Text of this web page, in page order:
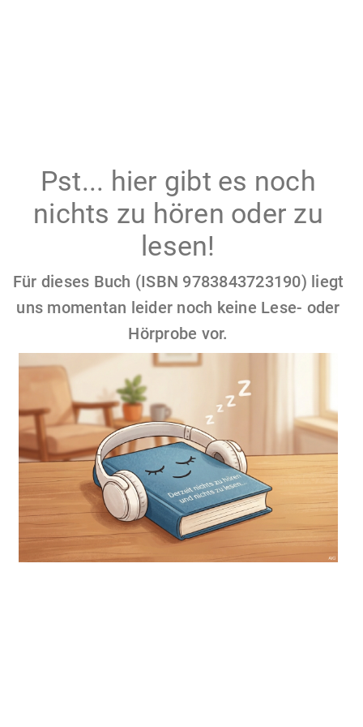
Pst... hier gibt es noch
nichts zu hören oder zu
lesen!
Für dieses Buch (ISBN 9783843723190) liegt
uns momentan leider noch keine Lese- oder
Hörprobe vor.